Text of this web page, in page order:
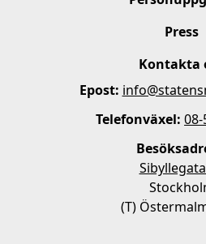
Press
Kontakta
Epost:
Telefonväxel:
(T)